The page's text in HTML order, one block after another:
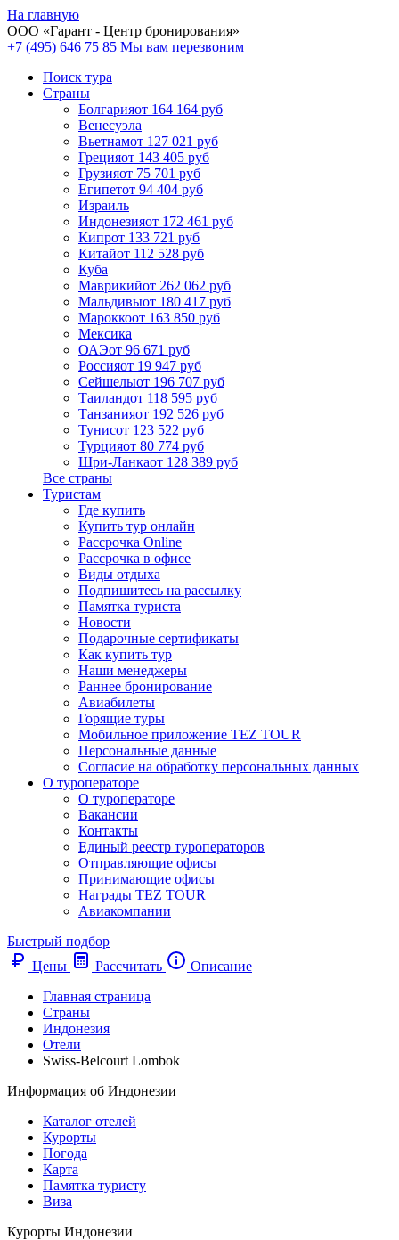
На главную
ООО «Гарант - Центр бронирования»
+7 (495) 646 75 85 Мы вам перезвоним
Поиск тура
Cтраны
Болгарияот 164 164 руб
Венесуэла
Вьетнамот 127 021 руб
Грецияот 143 405 руб
Грузияот 75 701 руб
Египетот 94 404 руб
Израиль
Индонезияот 172 461 руб
Кипрот 133 721 руб
Китайот 112 528 руб
Куба
Маврикийот 262 062 руб
Мальдивыот 180 417 руб
Мароккоот 163 850 руб
Мексика
ОАЭот 96 671 руб
Россияот 19 947 руб
Сейшелыот 196 707 руб
Таиландот 118 595 руб
Танзанияот 192 526 руб
Тунисот 123 522 руб
Турцияот 80 774 руб
Шри-Ланкаот 128 389 руб
Все страны
Туристам
Где купить
Купить тур онлайн
Рассрочка Online
Рассрочка в офисе
Виды отдыха
Подпишитесь на рассылку
Памятка туриста
Новости
Подарочные сертификаты
Как купить тур
Наши менеджеры
Раннее бронирование
Авиабилеты
Горящие туры
Мобильное приложение TEZ TOUR
Персональные данные
Согласие на обработку персональных данных
О туроператоре
О туроператоре
Вакансии
Контакты
Единый реестр туроператоров
Отправляющие офисы
Принимающие офисы
Награды TEZ TOUR
Авиакомпании
Быстрый подбор
Цены
Рассчитать
Описание
Главная страница
Cтраны
Индонезия
Отели
Swiss-Belcourt Lombok
Информация об Индонезии
Каталог отелей
Курорты
Погода
Карта
Памятка туристу
Виза
Курорты Индонезии